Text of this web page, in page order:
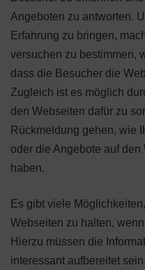
Angeboten zu antworten.
Erfahrung zu bringen,
versuchen zu bestimmen,
dass die Besucher die
Zugleich ist es möglich
den Webseiten dafür zu
Rückmeldung gehen, wie
oder die Angebote auf
haben.
Es gibt viele
Webseiten zu halten,
Hierzu müssen die
interessant aufbereitet